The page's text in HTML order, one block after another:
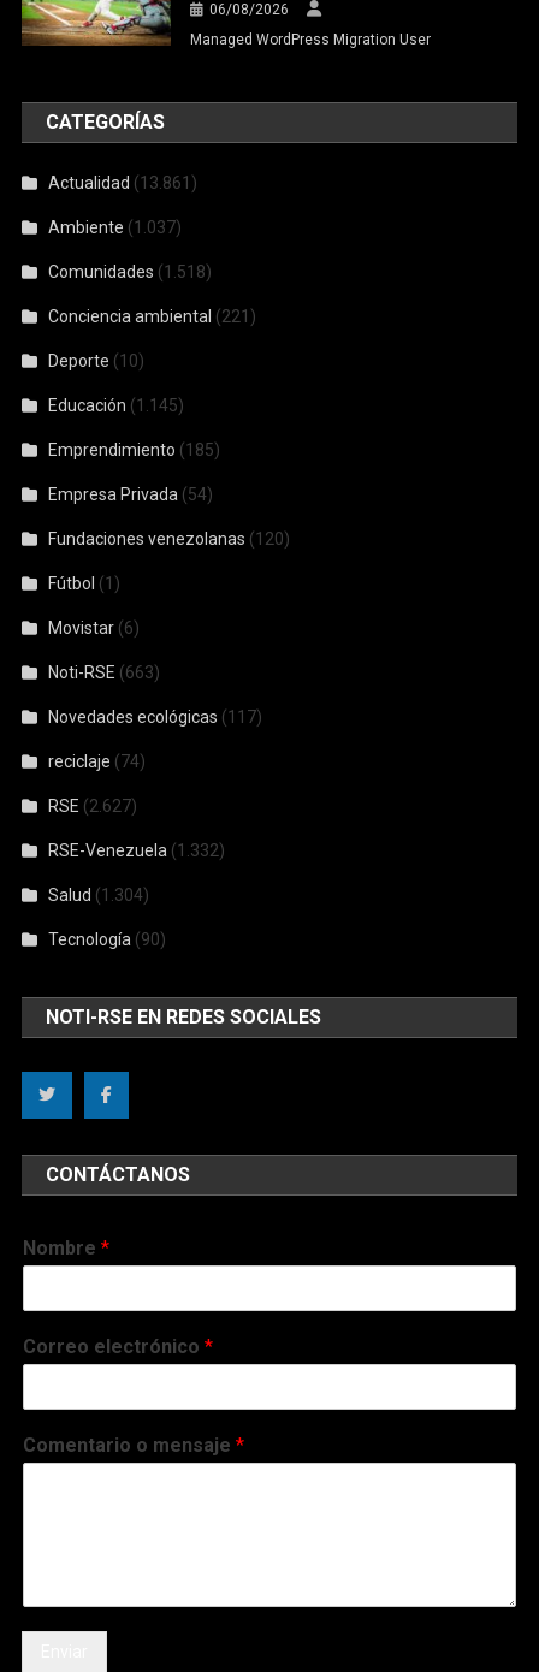
06/08/2026
Managed WordPress Migration User
CATEGORÍAS
Actualidad (13.861)
Ambiente (1.037)
Comunidades (1.518)
Conciencia ambiental (221)
Deporte (10)
Educación (1.145)
Emprendimiento (185)
Empresa Privada (54)
Fundaciones venezolanas (120)
Fútbol (1)
Movistar (6)
Noti-RSE (663)
Novedades ecológicas (117)
reciclaje (74)
RSE (2.627)
RSE-Venezuela (1.332)
Salud (1.304)
Tecnología (90)
NOTI-RSE EN REDES SOCIALES
CONTÁCTANOS
Nombre*
Correo electrónico*
Comentario o mensaje*